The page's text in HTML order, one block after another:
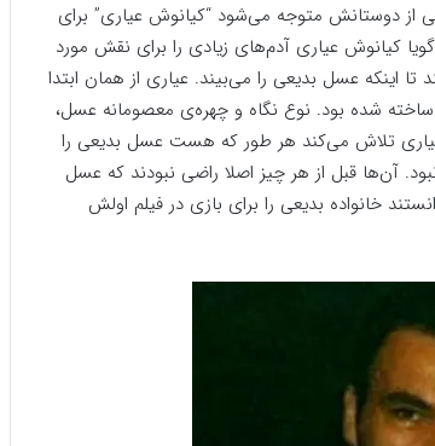
دوستانش متوجه می‌شود “کیانوش عیاری” برای
کیانوش عیاری آدم‌های زیادی را برای نقش مورد
اینکه عسل بدیعی را می‌بیند. عیاری از همان ابتدا
شده‌ بود. نوع نگاه و چهره‌ی معصومانه عسل،
عیاری تلاش می‌کند هر طور که هست عسل بدیعی را
آن‌ها قبل از هر چیز اصلا راضی نبودند که عسل
خانواده بدیعی را برای بازی در فیلم اولش